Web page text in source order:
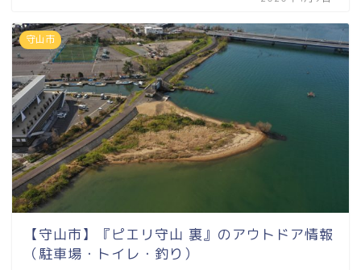
守山市
【守山市】『ピエリ守山 裏』のアウトドア情報
（駐車場・トイレ・釣り）